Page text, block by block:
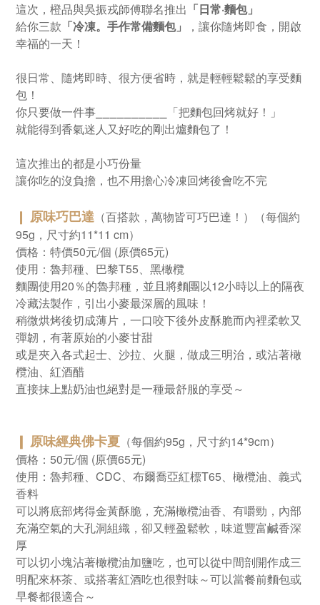
這次，橙品與吳振戎師傅聯名推出 「日常·麵包」
給你三款 「冷凍。手作常備麵包」
，讓你隨烤即食，開啟
幸福的一天！
很日常、隨烤即時、很方便省時，就是輕輕鬆鬆的享受麵
包！
你只要做一件事⎯⎯
「把麵包回烤就好！」
就能得到香氣迷人又好吃的剛出爐麵包了！
這次推出的都是小巧份量
讓你吃的沒負擔，也不用擔心冷凍回烤後會吃不完
❙ 原味巧巴達 （百搭款，萬物皆可巧巴達！）（每個約
95g，尺寸約11*11 cm）
價格：特價50元/個 (原價65元)
使用：魯邦種、巴黎T55、黑橄欖
麵團使用20％的魯邦種，並且將麵團以12小時以上的隔夜
冷藏法製作，引出小麥最深層的風味！
稍微烘烤後切成薄片，一口咬下後外皮酥脆而內裡柔軟又
彈韌，有著原始的小麥甘甜
或是夾入各式起士、沙拉、火腿，做成三明治，或沾著橄
欖油、紅酒醋
直接抹上點奶油也絕對是一種最舒服的享受～
❙ 原味經典佛卡夏 （每個約95g，尺寸約14*9cm）
價格：50元/個 (原價65元)
使用：魯邦種、CDC、布爾喬亞紅標T65、橄欖油、義式
香料
可以將底部烤得金黃酥脆，充滿橄欖油香、有嚼勁，內部
充滿空氣的大孔洞組織，卻又輕盈鬆軟，味道豐富鹹香深
厚
可以切小塊沾著橄欖油加鹽吃，也可以從中間剖開作成三
明配來杯茶、或搭著紅酒吃也很對味～可以當餐前麵包或
早餐都很適合～